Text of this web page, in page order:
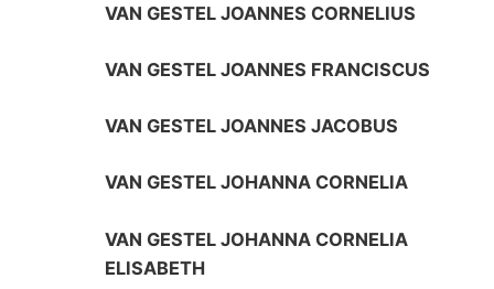
VAN GESTEL JOANNES CORNELIUS
VAN GESTEL JOANNES FRANCISCUS
VAN GESTEL JOANNES JACOBUS
VAN GESTEL JOHANNA CORNELIA
VAN GESTEL JOHANNA CORNELIA
ELISABETH